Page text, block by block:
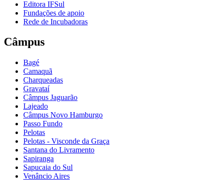
Editora IFSul
Fundações de apoio
Rede de Incubadoras
Câmpus
Bagé
Camaquã
Charqueadas
Gravataí
Câmpus Jaguarão
Lajeado
Câmpus Novo Hamburgo
Passo Fundo
Pelotas
Pelotas - Visconde da Graça
Santana do Livramento
Sapiranga
Sapucaia do Sul
Venâncio Aires